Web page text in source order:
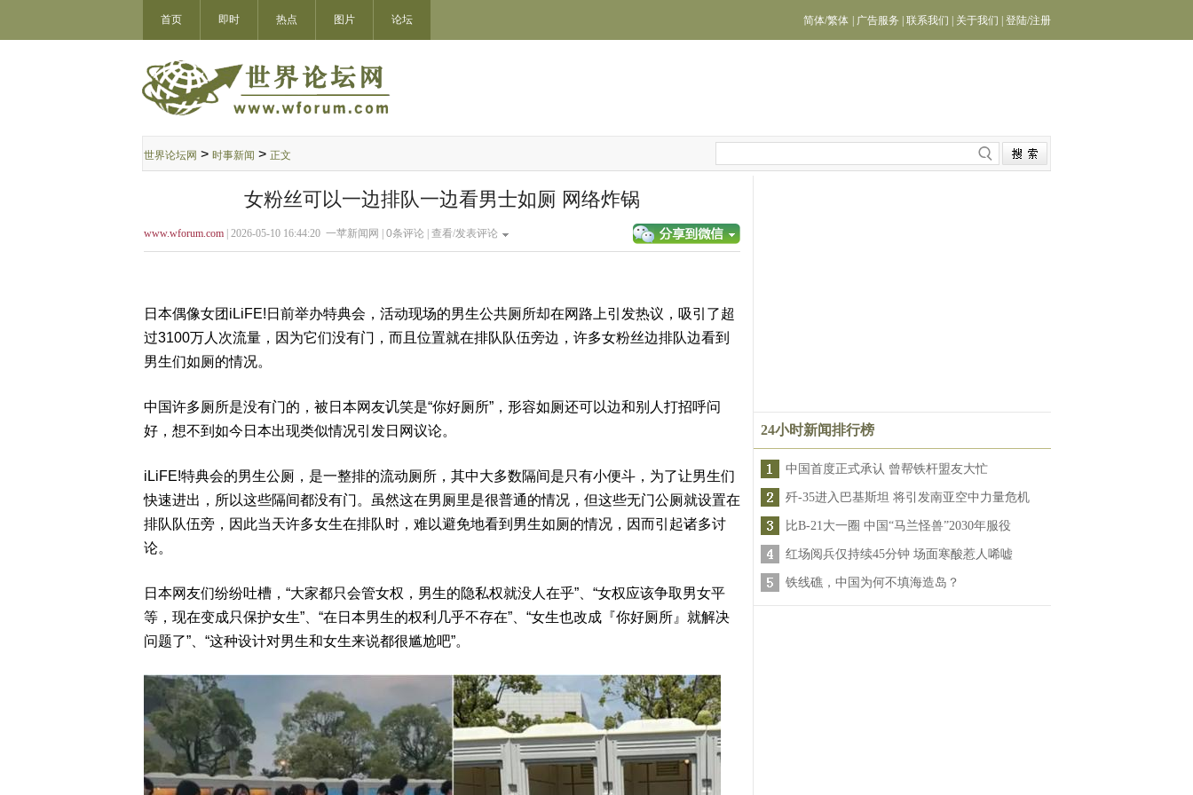
首页 即时 热点 图片 论坛 简体/繁体 广告服务 联系我们 关于我们 登陆/注册
世界论坛网 > 时事新闻 > 正文
女粉丝可以一边排队一边看男士如厕 网络炸锅
www.wforum.com | 2026-05-10 16:44:20 一苹新闻网 | 0条评论 | 查看/发表评论
日本偶像女团iLiFE!日前举办特典会，活动现场的男生公共厕所却在网路上引发热议，吸引了超
过3100万人次流量，因为它们没有门，而且位置就在排队队伍旁边，许多女粉丝边排队边看到
男生们如厕的情况。
中国许多厕所是没有门的，被日本网友讥笑是“你好厕所”，形容如厕还可以边和别人打招呼问
好，想不到如今日本出现类似情况引发日网议论。
iLiFE!特典会的男生公厕，是一整排的流动厕所，其中大多数隔间是只有小便斗，为了让男生们
快速进出，所以这些隔间都没有门。虽然这在男厕里是很普通的情况，但这些无门公厕就设置在
排队队伍旁，因此当天许多女生在排队时，难以避免地看到男生如厕的情况，因而引起诸多讨
论。
日本网友们纷纷吐槽，“大家都只会管女权，男生的隐私权就没人在乎”、“女权应该争取男女平
等，现在变成只保护女生”、“在日本男生的权利几乎不存在”、“女生也改成『你好厕所』就解决
问题了”、“这种设计对男生和女生来说都很尴尬吧”。
24小时新闻排行榜
中国首度正式承认 曾帮铁杆盟友大忙
歼-35进入巴基斯坦 将引发南亚空中力量危机
比B-21大一圈 中国“马兰怪兽”2030年服役
红场阅兵仅持续45分钟 场面寒酸惹人唏嘘
铁线礁，中国为何不填海造岛？